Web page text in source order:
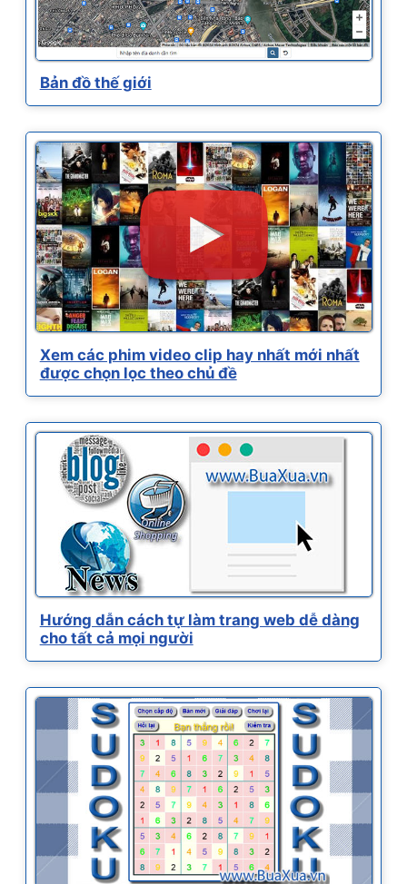
Bản đồ thế giới
Xem các phim video clip hay nhất mới nhất
được chọn lọc theo chủ đề
Hướng dẫn cách tự làm trang web dễ dàng
cho tất cả mọi người